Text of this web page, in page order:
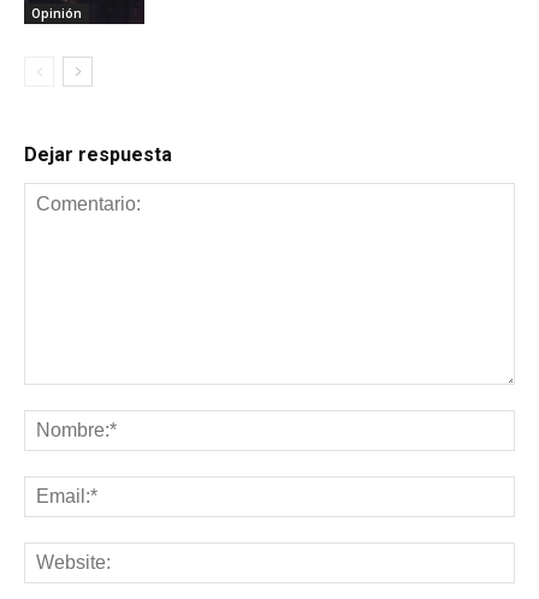
Opinión
Dejar respuesta